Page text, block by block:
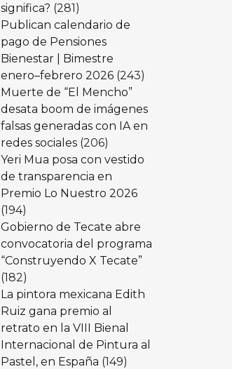
significa? (281)
Publican calendario de
pago de Pensiones
Bienestar | Bimestre
enero–febrero 2026 (243)
Muerte de “El Mencho”
desata boom de imágenes
falsas generadas con IA en
redes sociales (206)
Yeri Mua posa con vestido
de transparencia en
Premio Lo Nuestro 2026
(194)
Gobierno de Tecate abre
convocatoria del programa
“Construyendo X Tecate”
(182)
La pintora mexicana Edith
Ruiz gana premio al
retrato en la VIII Bienal
Internacional de Pintura al
Pastel, en España (149)